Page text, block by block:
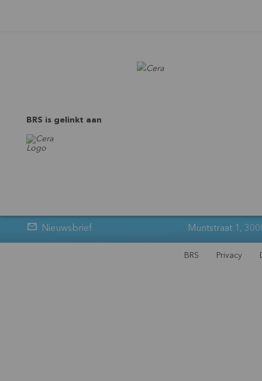
BRS is gelinkt aan
Nieuwsbrief Muntstraat 1,
BRS Privacy